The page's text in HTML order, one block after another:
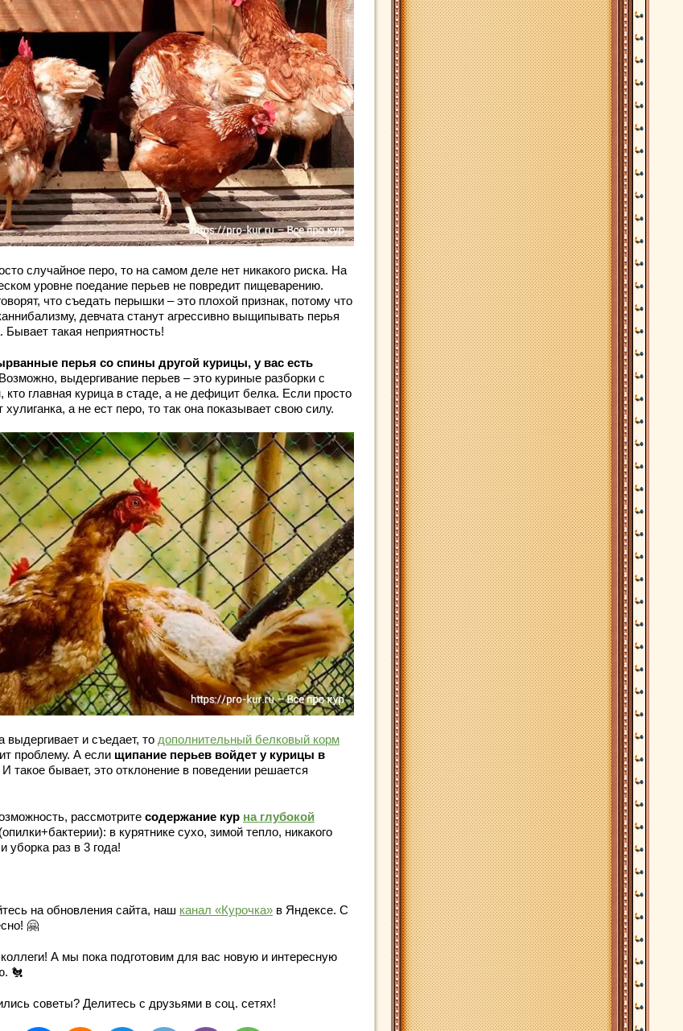
случайное перо, то на самом деле нет никакого риска. На
уровне поедание перьев не повредит пищеварению.
что съедать перышки – это плохой признак, потому что
девчата станут агрессивно выщипывать перья
Бывает такая неприятность!
перья со спины другой курицы, у вас есть
Возможно, выдергивание перьев – это куриные разборки с
кто главная курица в стаде, а не дефицит белка. Если просто
хулиганка, а не ест перо, то так она показывает свою силу.
выдергивает и съедает, то дополнительный белковый корм
проблему. А если щипание перьев войдет у курицы в
И такое бывает, это отклонение в поведении решается
рассмотрите содержание кур на глубокой
(опилки+бактерии): в курятнике сухо, зимой тепло, никакого
уборка раз в 3 года!
на обновления сайта, наш канал «Курочка» в Яндексе. С
🤗
А мы пока подготовим для вас новую и интересную
🐔
советы? Делитесь с друзьями в соц. сетях!